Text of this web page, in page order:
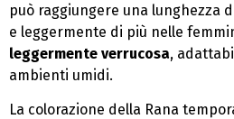
può raggiungere una lunghezza
e leggermente di più nelle
leggermente verrucosa,
ambienti umidi.
La colorazione della Rana